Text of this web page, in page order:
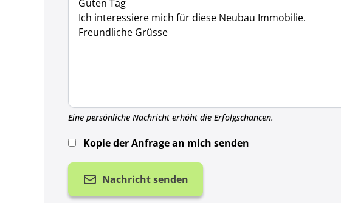
Eine persönliche Nachricht erhöht die Erfolgschancen.
Kopie der Anfrage an mich senden
Nachricht senden